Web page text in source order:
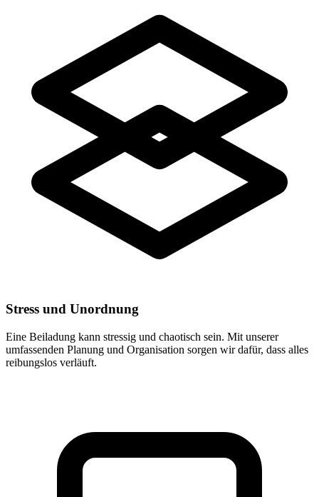
Stress und Unordnung
Eine Beiladung kann stressig und chaotisch sein. Mit unserer
umfassenden Planung und Organisation sorgen wir dafür, dass alles
reibungslos verläuft.